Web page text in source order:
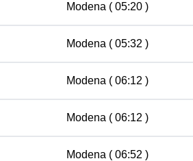
Modena ( 05:20 )
Modena ( 05:32 )
Modena ( 06:12 )
Modena ( 06:12 )
Modena ( 06:52 )